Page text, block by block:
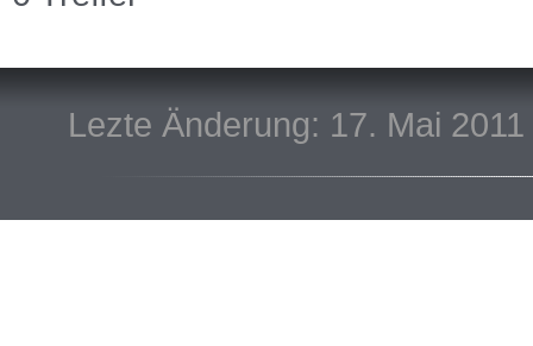
Lezte Änderung: 17. Mai